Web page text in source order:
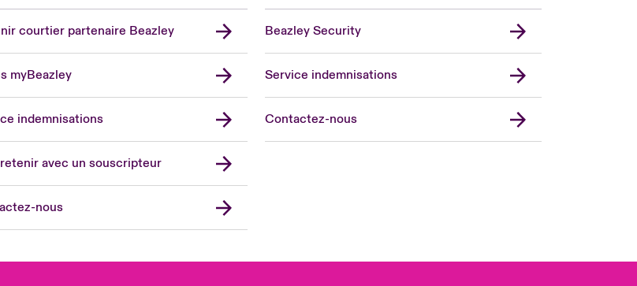
courtier partenaire Beazley
myBeazley
indemnisations
avec un souscripteur
nous
Beazley Security
Service indemnisations
Contactez-nous
United Kingdom